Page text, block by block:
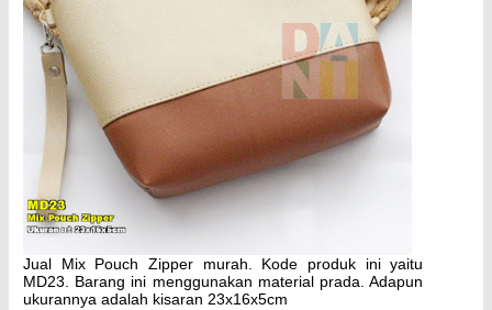
Jual Mix Pouch Zipper murah. Kode produk ini yaitu
MD23. Barang ini menggunakan material prada. Adapun
ukurannya adalah kisaran 23x16x5cm